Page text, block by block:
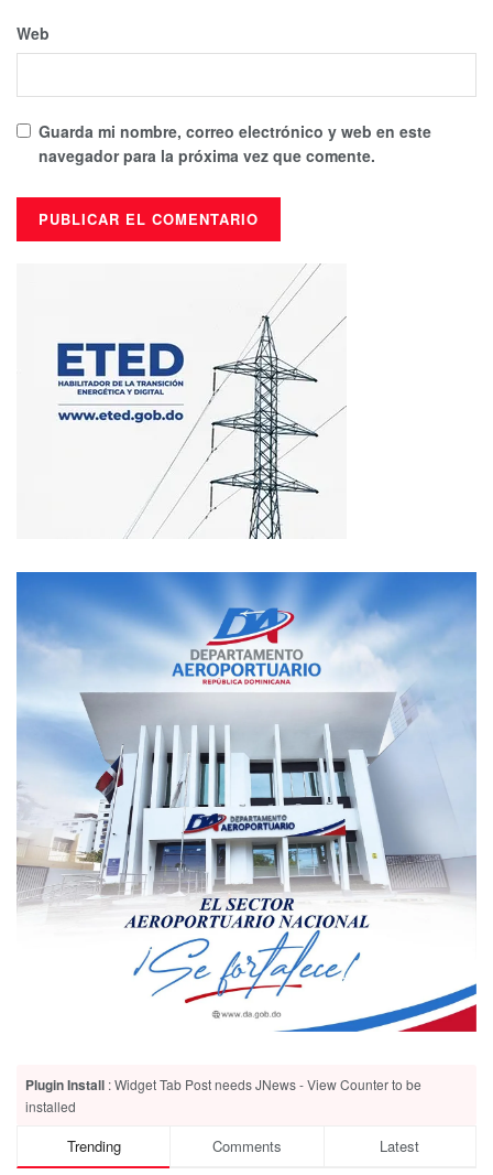
Web
Guarda mi nombre, correo electrónico y web en este
navegador para la próxima vez que comente.
Plugin Install : Widget Tab Post needs JNews - View Counter to be
installed
Trending Comments Latest